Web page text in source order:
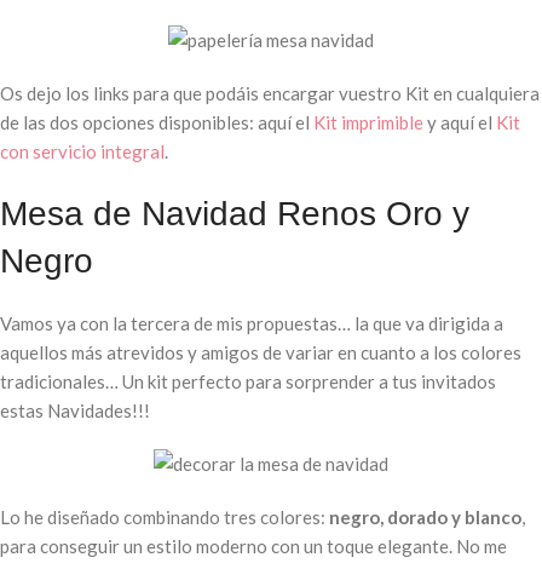
Os dejo los links para que podáis encargar vuestro Kit en cualquiera
de las dos opciones disponibles: aquí el Kit imprimibley aquí el Kit
con servicio integral.
Mesa de Navidad Renos Oro y
Negro
Vamos ya con la tercera de mis propuestas… la que va dirigida a
aquellos más atrevidos y amigos de variar en cuanto a los colores
tradicionales… Un kit perfecto para sorprender a tus invitados
estas Navidades!!!
Lo he diseñado combinando tres colores: negro, dorado y blanco,
para conseguir un estilo moderno con un toque elegante. No me